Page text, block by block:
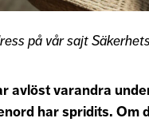
på vår sajt
avlöst varandra
har spridits. Om